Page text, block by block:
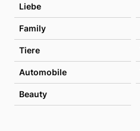
Liebe
Family
Tiere
Automobile
Beauty